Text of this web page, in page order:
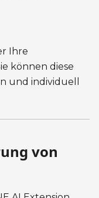
Ihre
können diese
und individuell
von